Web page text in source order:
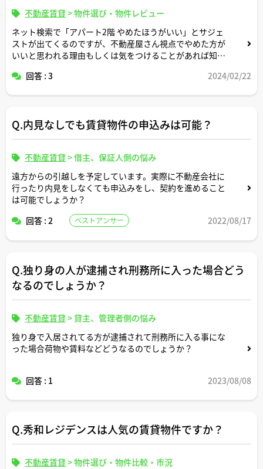
不動産賃貸 >物件選び・物件レビュー
ネット検索で「アパート2階 やめたほうがいい」とサジェ
ストが出てくるのですが、不動産屋さん視点でやめた方が
いいと思われる理由もしくは気をつけることがあれば知り
勝るとは思うのですが。。）
回答 : 3 2024/02/22
Q.内見なしでも賃貸物件の申込みは可能？
不動産賃貸 >借主、保証人側の悩み
遠方からの引越しを予定しています。実際に不動産会社に
行ったり内見をしなくても申込みをし、契約を進めること
は可能でしょうか？
回答 : 2
ベストアンサー 2022/08/17
Q.独り身の人が逮捕され刑務所に入った場合どう
なるのでしょうか？
不動産賃貸 >貸主、管理者側の悩み
独り身で入居されてる方が逮捕されて刑務所に入る事にな
った場合荷物や賃料などどうなるのでしょうか？
回答 : 1 2023/08/08
Q.秀和レジデンスは人気の賃貸物件ですか？
不動産賃貸 >物件選び・物件比較・市況